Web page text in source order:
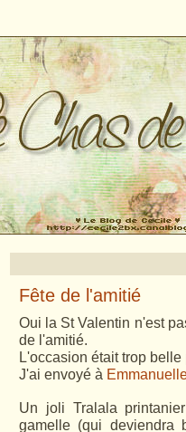
Fête de l'amitié
Oui la St Valentin n'est
de l'amitié.
L'occasion était trop belle
J'ai envoyé à
Un joli Tralala
gamelle (qui deviendra